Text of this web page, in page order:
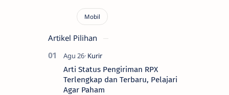
Artikel Pilihan
Arti Status Pengiriman RPX
Terlengkap dan Terbaru, Pelajari
Agar Paham